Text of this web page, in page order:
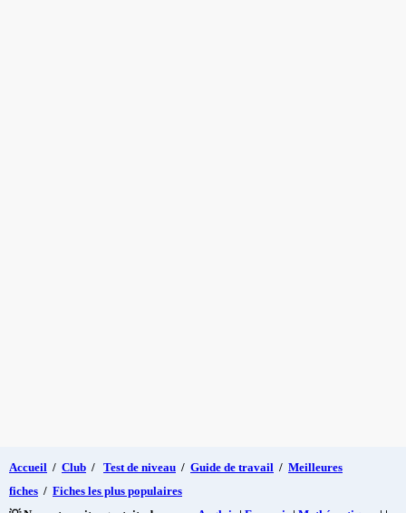
Accueil / Club / Test de niveau / Guide de travail / Meilleures
fiches / Fiches les plus populaires